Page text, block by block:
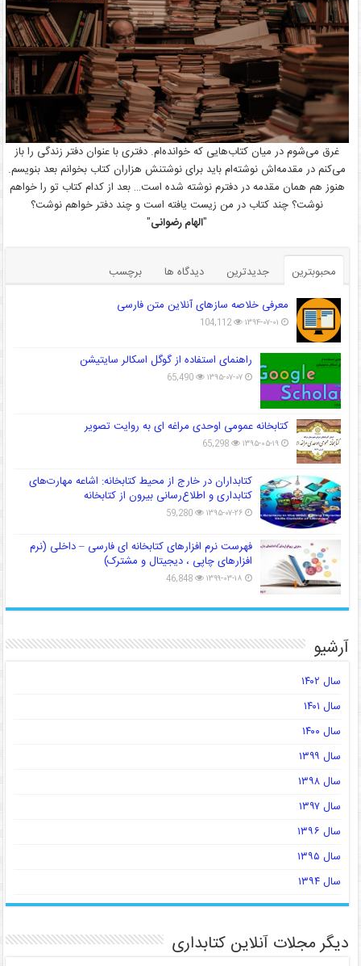
غرق می‌شوم در میان کتاب‌هایی که خوانده‌ام. دفتری با عنوان دفتر زندگی را باز
می‌کنم در مقدمه‌اش نوشته‌ام باید برای نوشتنش هزاران کتاب بخوانم بعد بنویسم.
هنوز هم همان مقدمه در دفترم نوشته شده است… بعد از کدام کتاب تو را خواهم
نوشت؟ چند کتاب در من زیست یافته است و چند دفتر خواهم نوشت؟
"الهام رضوانی"
محبوبترین جدیدترین دیدگاه ها
برچسب
معرفی خلاصه سازهای آنلاین متن فارسی
۱۳۹۴-۰۷-۰۱ 104,112
راهنمای استفاده از گوگل اسکالر سایتیشن
۱۳۹۵-۰۷-۰۷ 65,490
کتابخانه عمومی اوحدی مراغه ای به روایت تصویر
۱۳۹۵-۰۵-۱۹ 65,298
کتابداران در خارج از محیط کتابخانه: اشاعه مهارت‌های
کتابداری و اطلاع‌رسانی بیرون از کتابخانه
۱۳۹۵-۰۷-۲۶ 59,280
فهرست نرم افزارهای کتابخانه ای فارسی – داخلی (نرم
افزارهای چاپی ، دیجیتال و مشترک)
۱۳۹۹-۰۳-۱۸ 46,848
آرشیو
سال ۱۴۰۲
سال ۱۴۰۱
سال ۱۴۰۰
سال ۱۳۹۹
سال ۱۳۹۸
سال ۱۳۹۷
سال ۱۳۹۶
سال ۱۳۹۵
سال ۱۳۹۴
دیگر مجلات آنلاین کتابداری